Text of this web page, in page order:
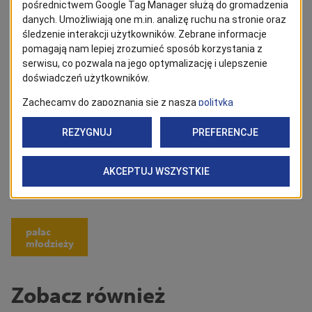
Obserwuj
Tagi
pałac
młodzieży
Zobacz również